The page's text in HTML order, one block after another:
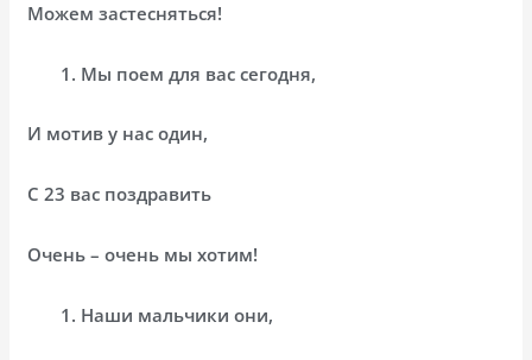
Можем застесняться!
Мы поем для вас сегодня,
И мотив у нас один,
С 23 вас поздравить
Очень – очень мы хотим!
Наши мальчики они,